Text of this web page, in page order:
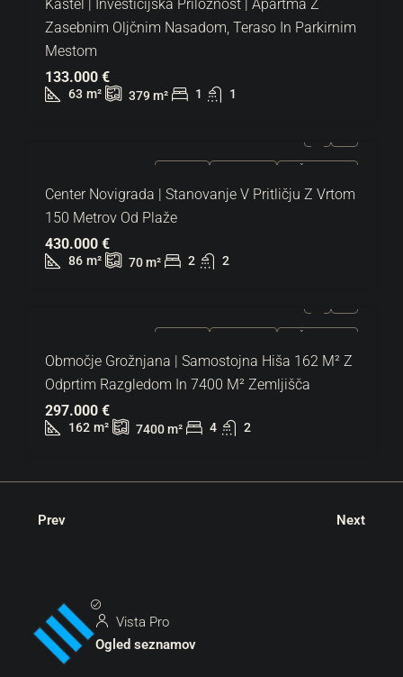
Kaštel | Investicijska Priložnost | Apartma Z
Zasebnim Oljčnim Nasadom, Teraso In Parkirnim
Mestom
133.000 €
63 m² 379m² 1 1
Center Novigrada | Stanovanje V Pritličju Z Vrtom
150 Metrov Od Plaže
430.000 €
86 m² 70m² 2 2
Območje Grožnjana | Samostojna Hiša 162 M² Z
Odprtim Razgledom In 7400 M² Zemljišča
297.000 €
162 m² 7400m² 4 2
Prev Next
Vista Pro
Ogled seznamov